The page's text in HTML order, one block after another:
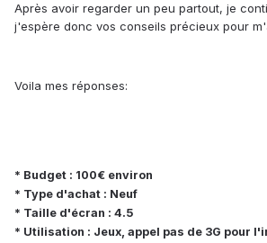
Après avoir regarder un peu partout, je
j'espère donc vos conseils précieux pour
Voila mes réponses:
* Budget : 100€ environ
* Type d'achat : Neuf
* Taille d'écran : 4.5
* Utilisation : Jeux, appel pas de 3G pour